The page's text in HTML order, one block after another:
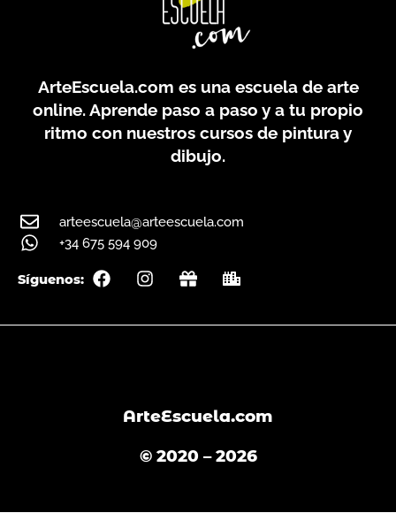
ArteEscuela.com es una escuela de arte
online. Aprende paso a paso y a tu propio
ritmo con nuestros cursos de pintura y
dibujo.
arteescuela@arteescuela.com
+34 675 594 909
Síguenos:
F
a
e
I
n
t
m
G
i
t
C
i
y
ArteEscuela.com
© 2020 – 2026